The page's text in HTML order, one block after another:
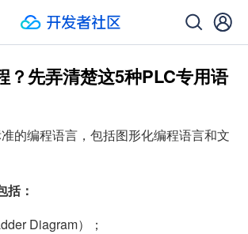
？先弄清楚这5种PLC专用语
的编程语言，包括图形化编程语言和文
括：
Diagram）；